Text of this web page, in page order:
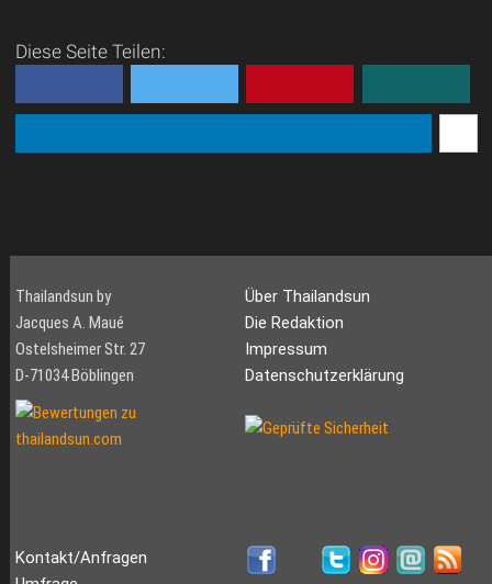
Diese Seite Teilen:
Thailandsun by
Jacques A. Maué
Ostelsheimer Str. 27
D-71034 Böblingen
Über Thailandsun
Die Redaktion
Impressum
Datenschutzerklärung
Kontakt/Anfragen